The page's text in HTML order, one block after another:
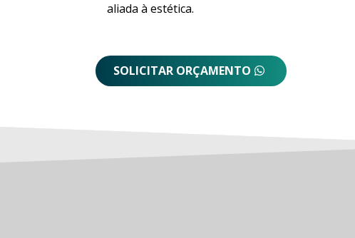
aliada à estética.
SOLICITAR ORÇAMENTO